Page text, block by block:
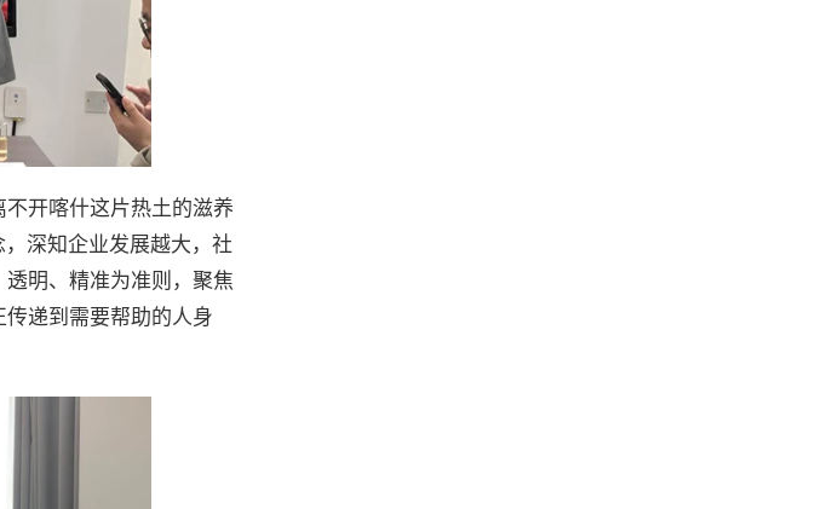
开喀什这片热土的滋养
深知企业发展越大，社
明、精准为准则，聚焦
递到需要帮助的人身